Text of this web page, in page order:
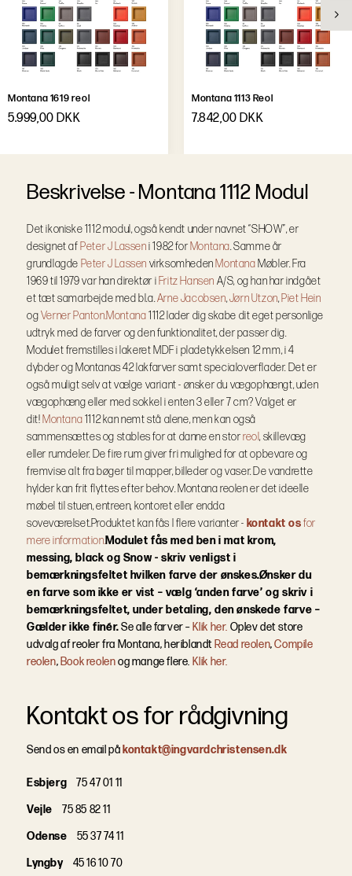
Montana 1619 reol
5.999,00 DKK
Montana 1113 Reol
7.842,00 DKK
Beskrivelse-Montana 1112 Modul
Det ikoniske 1112 modul, også kendt under navnet “SHOW”, er
designet af Peter J Lasseni 1982 for Montana. Samme år
grundlagde Peter J Lassen virksomheden Montana Møbler. Fra
1969 til 1979 var han direktør i Fritz Hansen A/S, og han har indgået
et tæt samarbejde med bl.a.Arne Jacobsen,Jørn Utzon,Piet Hein
ogVerner Panton.Montana1112 lader dig skabe dit eget personlige
udtryk med de farver og den funktionalitet, der passer dig.
Modulet fremstilles i lakeret MDF i pladetykkelsen 12 mm, i 4
dybder og Montanas 42 lakfarver samt specialoverflader. Det er
også muligt selv at vælge variant - ønsker du vægophængt, uden
vægophæng eller med sokkel i enten 3 eller 7 cm? Valget er
dit! Montana1112 kan nemt stå alene, men kan også
sammensættes og stables for at danne en storreol, skillevæg
eller rumdeler. De fire rum giver fri mulighed for at opbevare og
fremvise alt fra bøger til mapper, billeder og vaser. De vandrette
hylder kan frit flyttes efter behov. Montana reolen er det ideelle
møbel til stuen, entreen, kontoret eller endda
soveværelset.Produktet kan fås I flere varianter - kontakt osfor
mere information.Modulet fås med ben i mat krom,
messing, black og Snow - skriv venligst i
bemærkningsfeltet hvilken farve der ønskes.Ønsker du
en farve som ikke er vist – vælg ‘anden farve’ og skriv i
bemærkningsfeltet, under betaling, den ønskede farve –
Gælder ikke finér.Se alle farver – Klik her. Oplev det store
udvalg af reoler fra Montana, heriblandt Read reolen,Compile
reolen, Book reolenog mange flere. Klik her.
Kontakt os for rådgivning
Send os en email på kontakt@ingvardchristensen.dk
Esbjerg
75 47 01 11
Vejle
75 85 82 11
Odense
55 37 74 11
Lyngby
45 16 10 70